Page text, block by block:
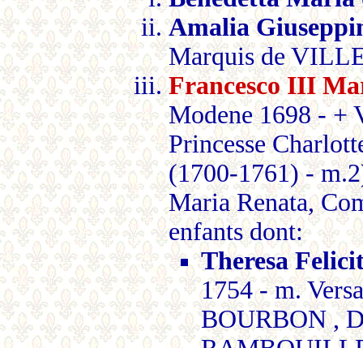
Amalia
Marquis de
Francesco III
Modene 1698 - +
Princesse
(1700-1761) -
Maria Renata,
enfants dont:
Theresa
1754 - m.
BOURBON ,